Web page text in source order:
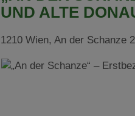
UND ALTE
1210 Wien, An der Schanze